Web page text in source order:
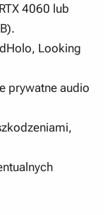
4060 lub
Looking
prywatne audio